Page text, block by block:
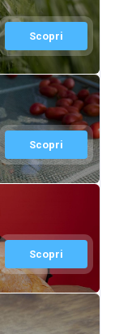
Scopri
Scopri
Scopri